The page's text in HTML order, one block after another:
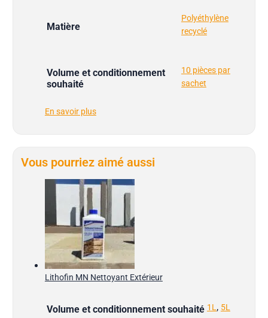
Matière
Polyéthylène
recyclé
Volume et conditionnement
souhaité
10 pièces par
sachet
En savoir plus
Vous pourriez aimé aussi
Lithofin MN Nettoyant Extérieur
Volume et conditionnement souhaité 1L , 5L